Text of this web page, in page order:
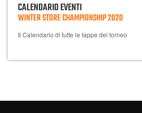
CALENDARIO EVENTI
WINTER STORE CHAMPIONSHIP 2020
Il Calendario di tutte le tappe del torneo